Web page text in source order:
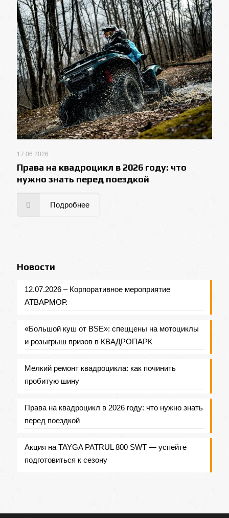
17.06.2026
Права на квадроцикл в 2026 году: что
нужно знать перед поездкой
Подробнее
Новости
12.07.2026 – Корпоративное мероприятие
АТВАРМОР.
«Большой куш от BSE»: спеццены на мотоциклы
и розыгрыш призов в КВАДРОПАРК
Мелкий ремонт квадроцикла: как починить
пробитую шину
Права на квадроцикл в 2026 году: что нужно знать
перед поездкой
Акция на TAYGA PATRUL 800 SWT — успейте
подготовиться к сезону